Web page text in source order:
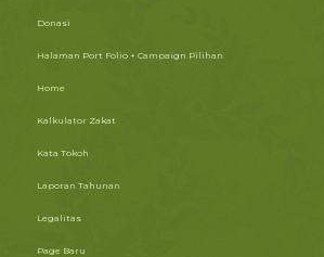
Donasi
Halaman Port Folio + Campaign Pilihan
Home
Kalkulator Zakat
Kata Tokoh
Laporan Tahunan
Legalitas
Page Baru